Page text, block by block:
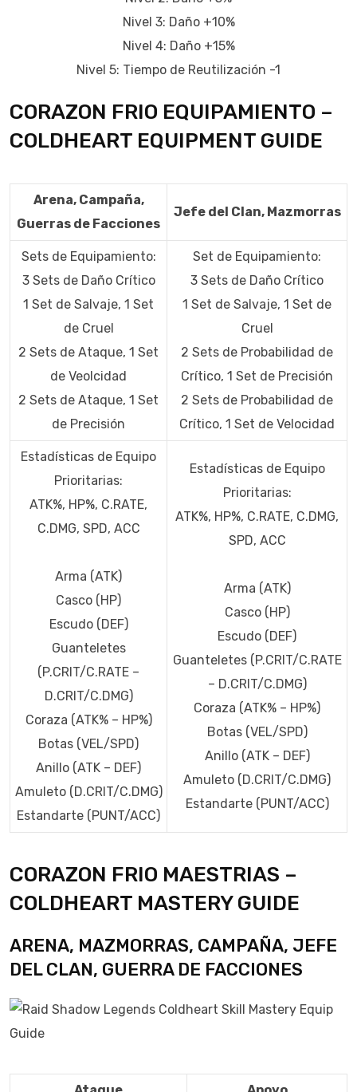
Nivel 3: Daño +10%
Nivel 4: Daño +15%
Nivel 5: Tiempo de Reutilización -1
CORAZON FRIO EQUIPAMIENTO –
COLDHEART EQUIPMENT GUIDE
Arena, Campaña,
Guerras de Facciones
Jefe del Clan, Mazmorras
Sets de Equipamiento:
3 Sets de Daño Crítico
1 Set de Salvaje, 1 Set
de Cruel
2 Sets de Ataque, 1 Set
de Veolcidad
2 Sets de Ataque, 1 Set
de Precisión
Set de Equipamiento:
3 Sets de Daño Crítico
1 Set de Salvaje, 1 Set de
Cruel
2 Sets de Probabilidad de
Crítico, 1 Set de Precisión
2 Sets de Probabilidad de
Crítico, 1 Set de Velocidad
Estadísticas de Equipo
Prioritarias:
ATK%, HP%, C.RATE,
C.DMG, SPD, ACC
Arma (ATK)
Casco (HP)
Escudo (DEF)
Guanteletes
(P.CRIT/C.RATE –
D.CRIT/C.DMG)
Coraza (ATK% – HP%)
Botas (VEL/SPD)
Anillo (ATK – DEF)
Amuleto (D.CRIT/C.DMG)
Estandarte (PUNT/ACC)
Estadísticas de Equipo
Prioritarias:
ATK%, HP%, C.RATE, C.DMG,
SPD, ACC
Arma (ATK)
Casco (HP)
Escudo (DEF)
Guanteletes (P.CRIT/C.RATE
– D.CRIT/C.DMG)
Coraza (ATK% – HP%)
Botas (VEL/SPD)
Anillo (ATK – DEF)
Amuleto (D.CRIT/C.DMG)
Estandarte (PUNT/ACC)
CORAZON FRIO MAESTRIAS –
COLDHEART MASTERY GUIDE
ARENA, MAZMORRAS, CAMPAÑA, JEFE
DEL CLAN, GUERRA DE FACCIONES